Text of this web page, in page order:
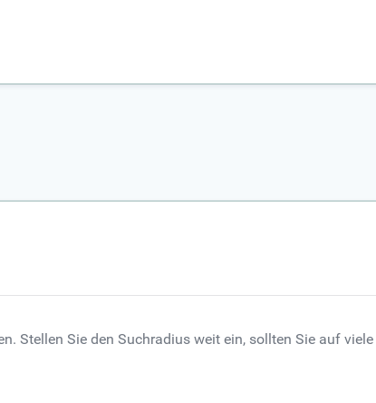
Stellen Sie den Suchradius weit ein, sollten Sie auf